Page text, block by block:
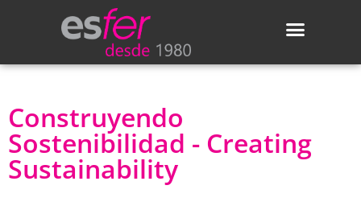
Construyendo
Sostenibilidad - Creating
Sustainability